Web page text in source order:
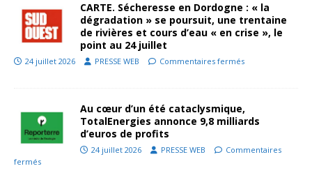
CARTE. Sécheresse en Dordogne : « la
dégradation » se poursuit, une trentaine
de rivières et cours d’eau « en crise », le
point au 24 juillet
24 juillet 2026 PRESSE WEB Commentaires fermés
Au cœur d’un été cataclysmique,
TotalEnergies annonce 9,8 milliards
d’euros de profits
24 juillet 2026 PRESSE WEB
Commentaires
fermés